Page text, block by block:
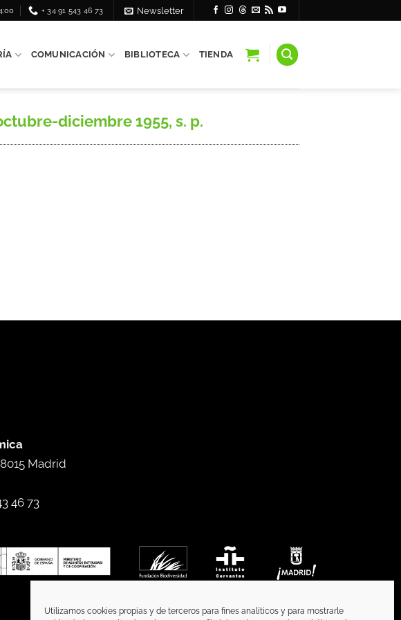
Utilizamos cookies propias y de terceros para fines analíticos y para mostrarle
+ 34 91 543 46 73 Newsletter
COMUNICACIÓN BIBLIOTECA TIENDA
diciembre 1955, s. p.
Madrid
46 73